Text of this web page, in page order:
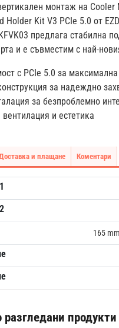
монтаж на Cooler
Holder Kit V3 PCIe 5.0 от
предлага стабилна
и е съвместим с най-
с PCIe 5.0 за
за надеждно
за безпроблемно
и естетика
и плащане Коментари
165
продукти